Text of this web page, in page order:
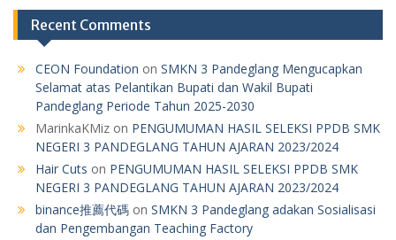
Recent Comments
CEON Foundation on SMKN 3 Pandeglang Mengucapkan
Selamat atas Pelantikan Bupati dan Wakil Bupati
Pandeglang Periode Tahun 2025-2030
MarinkaKMiz on PENGUMUMAN HASIL SELEKSI PPDB SMK
NEGERI 3 PANDEGLANG TAHUN AJARAN 2023/2024
Hair Cuts on PENGUMUMAN HASIL SELEKSI PPDB SMK
NEGERI 3 PANDEGLANG TAHUN AJARAN 2023/2024
binance推薦代碼 on SMKN 3 Pandeglang adakan Sosialisasi
dan Pengembangan Teaching Factory